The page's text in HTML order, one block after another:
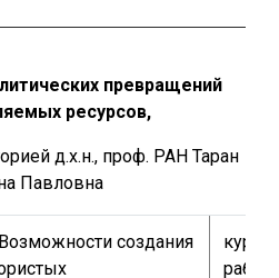
превращений
ресурсов,
д.х.н., проф. РАН Таран
Павловна
создания